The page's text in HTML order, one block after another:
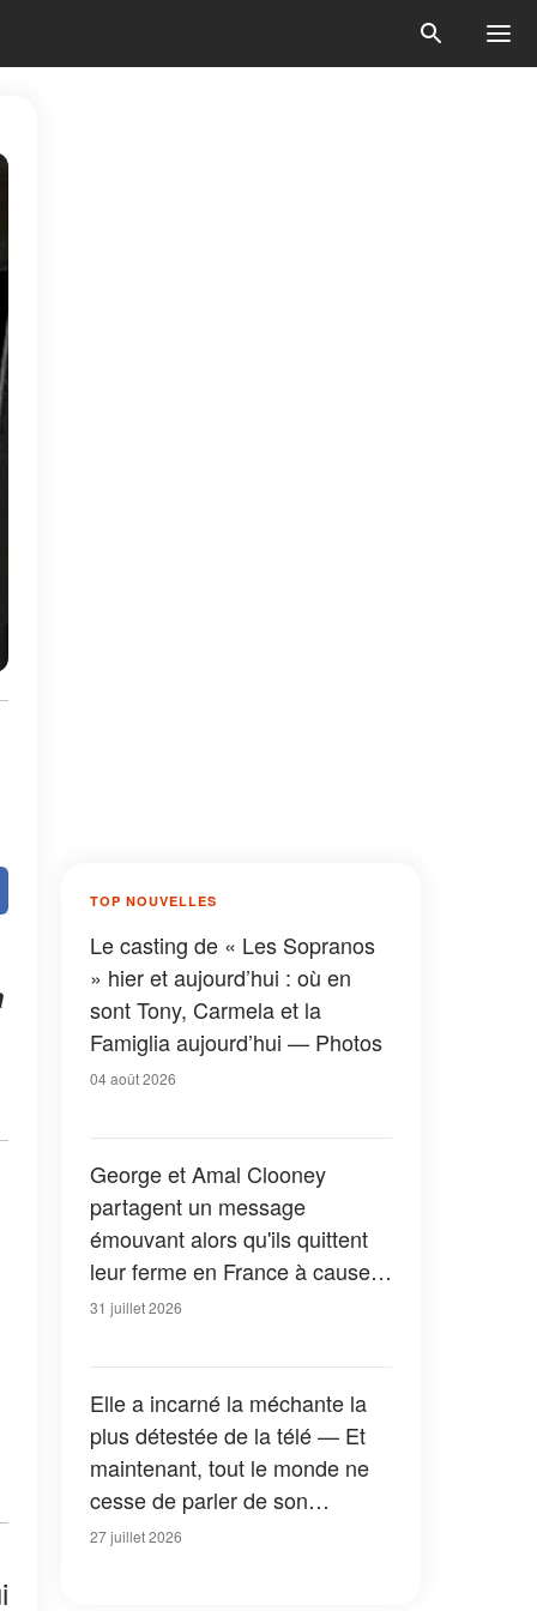
TOP NOUVELLES
Le casting de « Les Sopranos
» hier et aujourd’hui : où en
sont Tony, Carmela et la
Famiglia aujourd’hui — Photos
04 août 2026
George et Amal Clooney
partagent un message
émouvant alors qu'ils quittent
leur ferme en France à cause
des feux de forêt — Tous les
31 juillet 2026
Elle a incarné la méchante la
plus détestée de la télé — Et
maintenant, tout le monde ne
cesse de parler de son
apparition dans la nouvelle
27 juillet 2026